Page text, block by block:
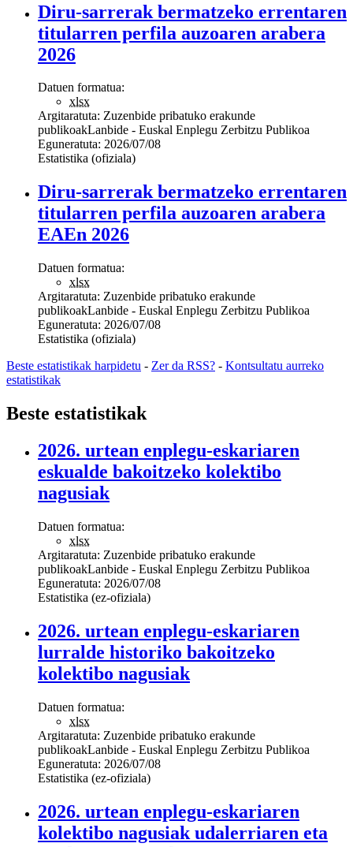
Diru-sarrerak bermatzeko errentaren
titularren perfila auzoaren arabera
2026
Datuen formatua:
xlsx
Argitaratuta: Zuzenbide pribatuko erakunde
publikoakLanbide - Euskal Enplegu Zerbitzu Publikoa
Eguneratuta: 2026/07/08
Estatistika (ofiziala)
Diru-sarrerak bermatzeko errentaren
titularren perfila auzoaren arabera
EAEn 2026
Datuen formatua:
xlsx
Argitaratuta: Zuzenbide pribatuko erakunde
publikoakLanbide - Euskal Enplegu Zerbitzu Publikoa
Eguneratuta: 2026/07/08
Estatistika (ofiziala)
Beste estatistikak harpidetu - Zer da RSS? - Kontsultatu aurreko
estatistikak
Beste estatistikak
2026. urtean enplegu-eskariaren
eskualde bakoitzeko kolektibo
nagusiak
Datuen formatua:
xlsx
Argitaratuta: Zuzenbide pribatuko erakunde
publikoakLanbide - Euskal Enplegu Zerbitzu Publikoa
Eguneratuta: 2026/07/08
Estatistika (ez-ofiziala)
2026. urtean enplegu-eskariaren
lurralde historiko bakoitzeko
kolektibo nagusiak
Datuen formatua:
xlsx
Argitaratuta: Zuzenbide pribatuko erakunde
publikoakLanbide - Euskal Enplegu Zerbitzu Publikoa
Eguneratuta: 2026/07/08
Estatistika (ez-ofiziala)
2026. urtean enplegu-eskariaren
kolektibo nagusiak udalerriaren eta